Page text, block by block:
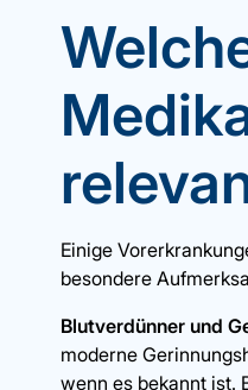
Einige
besondere
Blutverdünner und
moderne
wenn es bekannt ist.